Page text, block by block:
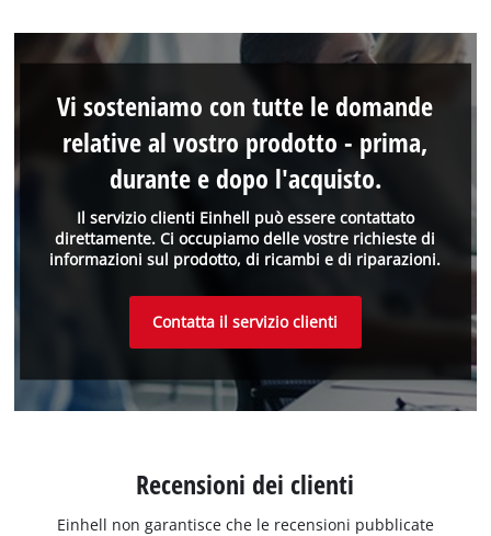
Il servizio clienti Einhell può essere contattato
direttamente. Ci occupiamo delle vostre richieste di
informazioni sul prodotto, di ricambi e di riparazioni.
Vi sosteniamo con tutte le domande
relative al vostro prodotto - prima,
durante e dopo l'acquisto.
Contatta il servizio clienti
Recensioni dei clienti
Einhell non garantisce che le recensioni pubblicate